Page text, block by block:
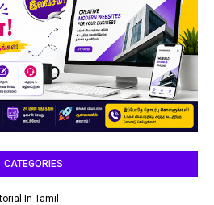
CATEGORIES
In Tamil